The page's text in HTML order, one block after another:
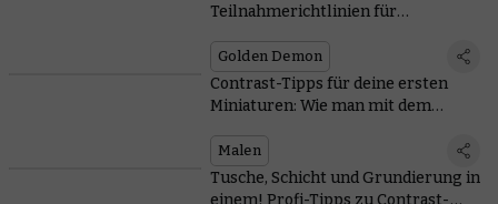
Teilnahmerichtlinien für
die SPIEL Essen
Golden Demon
Contrast-Tipps für deine ersten
Miniaturen: Wie man mit dem
durchstartet
Malen
Tusche, Schicht und Grundierung in
einem! Profi-Tipps zu Contrast-